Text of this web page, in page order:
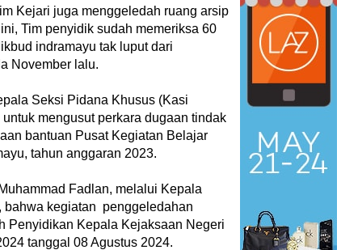
Kejari juga menggeledah ruang arsip
Tim penyidik sudah memeriksa 60
indramayu tak luput dari
November lalu.
Seksi Pidana Khusus (Kasi
mengusut perkara dugaan tindak
bantuan Pusat Kegiatan Belajar
tahun anggaran 2023.
Fadlan, melalui Kepala
bahwa kegiatan penggeledahan
Kepala Kejaksaan Negeri
tanggal 08 Agustus 2024.